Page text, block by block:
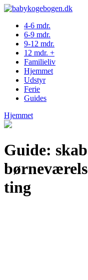
4-6 mdr.
6-9 mdr.
9-12 mdr.
12 mdr. +
Familieliv
Hjemmet
Udstyr
Ferie
Guides
Hjemmet
Guide:
ting